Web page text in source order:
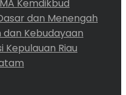
Kemdikbud
dan Menengah
Kebudayaan
Kepulauan Riau